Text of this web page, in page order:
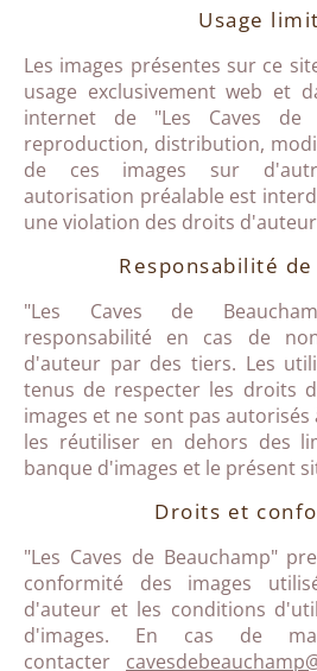
Usage
Les images présentes sur ce
usage exclusivement web et
internet de "Les Caves de
reproduction, distribution,
de ces images sur
autorisation préalable est
une violation des droits
Responsabilité
"Les Caves de
responsabilité en cas de
d'auteur par des tiers. Les
tenus de respecter les droits
images et ne sont pas
les réutiliser en dehors des
banque d'images et le présent
Droits et
"Les Caves de Beauchamp"
conformité des images
d'auteur et les conditions
d'images. En cas de
contacter